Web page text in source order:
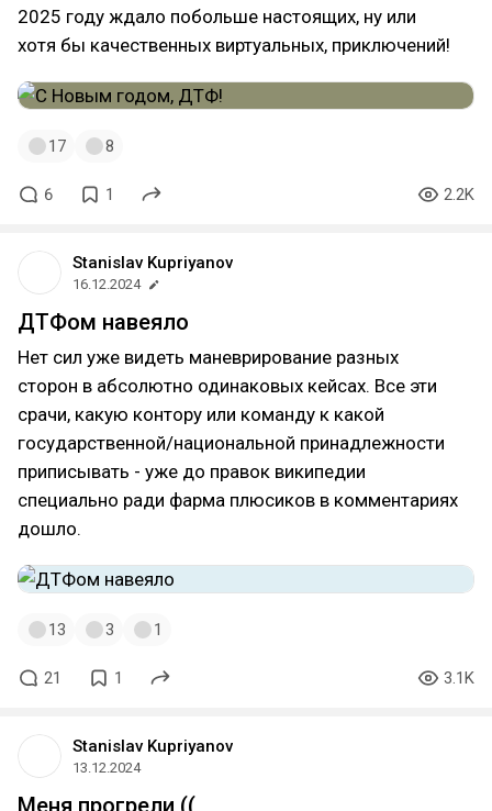
2025 году ждало побольше настоящих, ну или
хотя бы качественных виртуальных, приключений!
17 8
6 1 2.2K
Stanislav Kupriyanov
16.12.2024
ДТФом навеяло
Нет сил уже видеть маневрирование разных
сторон в абсолютно одинаковых кейсах. Все эти
срачи, какую контору или команду к какой
государственной/национальной принадлежности
приписывать - уже до правок википедии
специально ради фарма плюсиков в комментариях
дошло.
13 3 1
21 1 3.1K
Stanislav Kupriyanov
13.12.2024
Меня прогрели ((